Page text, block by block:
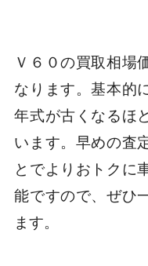
Ｖ６０の買取相場
なります。基本的
年式が古くなるほ
います。早めの査
とでよりおトクに
能ですので、ぜひ
ます。